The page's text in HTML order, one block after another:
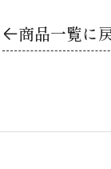
商品一覧に